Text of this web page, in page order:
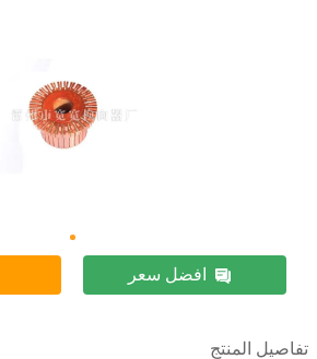
افضل سعر
تفاصيل المنتج